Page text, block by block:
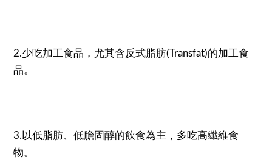
2.少吃加工食品，尤其含反式脂肪(Transfat)的加工食
品。
3.以低脂肪、低膽固醇的飲食為主，多吃高纖維食
物。